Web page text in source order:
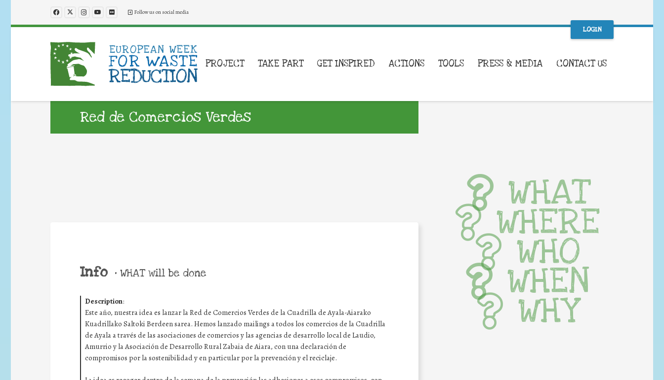
Follow us on social media
LOGIN
PROJECT TAKE PART GET INSPIRED ACTIONS TOOLS PRESS & MEDIA CONTACT US
Red de Comercios Verdes
Info • WHAT will be done
Description:
Este año, nuestra idea es lanzar la Red de Comercios Verdes de la Cuadrilla de Ayala-Aiarako
Kuadrillako Saltoki Berdeen sarea. Hemos lanzado mailings a todos los comercios de la Cuadrilla
de Ayala a través de las asociaciones de comercios y las agencias de desarrollo local de Laudio,
Amurrio y la Asociación de Desarrollo Rural Zabaia de Aiara, con una declaración de
compromisos por la sostenibilidad y en particular por la prevención y el reciclaje.
WHAT
WHERE
WHO
WHEN
WHY